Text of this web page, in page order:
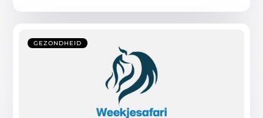
GEZONDHEID